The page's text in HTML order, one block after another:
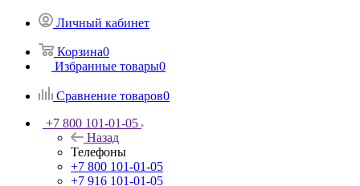
Личный кабинет
Корзина0
Избранные товары0
Сравнение товаров0
+7 800 101-01-05
Назад
Телефоны
+7 800 101-01-05
+7 916 101-01-05